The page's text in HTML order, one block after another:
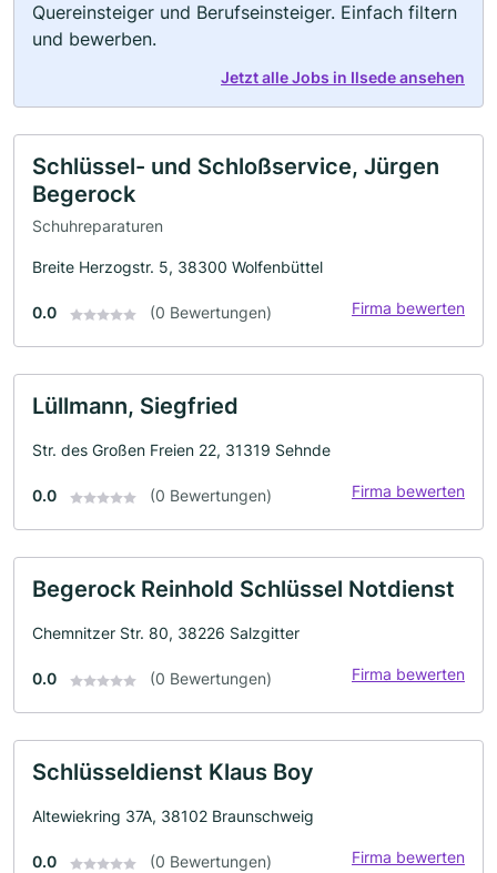
Quereinsteiger und Berufseinsteiger. Einfach filtern
und bewerben.
Jetzt alle Jobs in Ilsede ansehen
Schlüssel- und Schloßservice, Jürgen
Begerock
Schuhreparaturen
Breite Herzogstr. 5, 38300 Wolfenbüttel
0.0 (0 Bewertungen) Firma bewerten
Lüllmann, Siegfried
Str. des Großen Freien 22, 31319 Sehnde
0.0 (0 Bewertungen) Firma bewerten
Begerock Reinhold Schlüssel Notdienst
Chemnitzer Str. 80, 38226 Salzgitter
0.0 (0 Bewertungen) Firma bewerten
Schlüsseldienst Klaus Boy
Altewiekring 37A, 38102 Braunschweig
0.0 (0 Bewertungen) Firma bewerten